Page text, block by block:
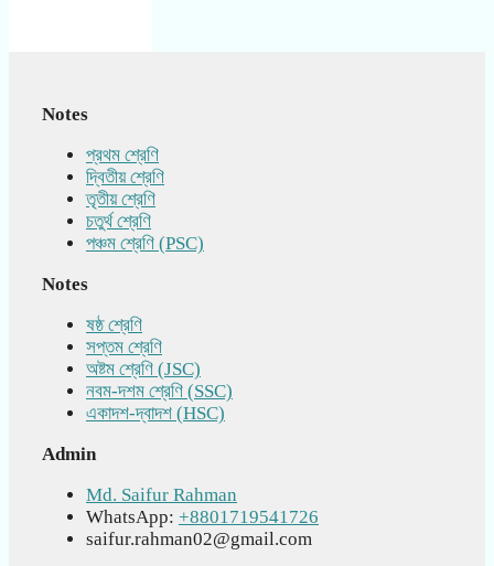
Notes
প্রথম শ্রেণি
দ্বিতীয় শ্রেণি
তৃতীয় শ্রেণি
চতুর্থ শ্রেণি
পঞ্চম শ্রেণি (PSC)
Notes
ষষ্ঠ শ্রেণি
সপ্তম শ্রেণি
অষ্টম শ্রেণি (JSC)
নবম-দশম শ্রেণি (SSC)
একাদশ-দ্বাদশ (HSC)
Admin
Md. Saifur Rahman
WhatsApp: +8801719541726
saifur.rahman02@gmail.com